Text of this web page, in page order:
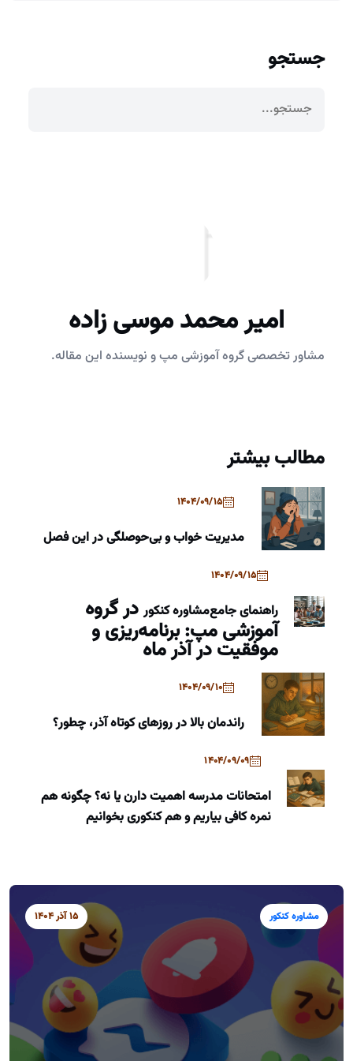
جستجو
امیر محمد موسی زاده
مشاور تخصصی گروه آموزشی مپ و نویسنده این مقاله.
مطالب بیشتر
1404/09/15
مدیریت خواب و بی‌حوصلگی در این فصل
1404/09/15
راهنمای جامعمشاوره کنکوردر گروه
آموزشی مپ: برنامه‌ریزی و
موفقیت در آذر ماه
1404/09/10
راندمان بالا در روزهای کوتاه آذر، چطور؟
1404/09/09
امتحانات مدرسه اهمیت دارن یا نه؟ چگونه هم
نمره کافی بیاریم و هم کنکوری بخوانیم
مشاوره کنکور 15 آذر 1404